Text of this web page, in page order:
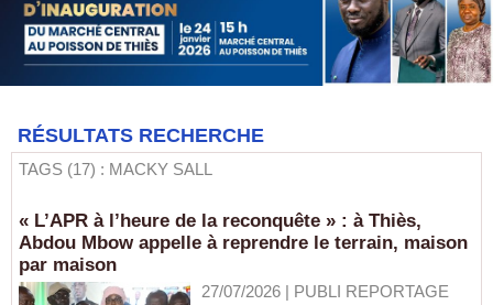
RÉSULTATS RECHERCHE
TAGS (17) : MACKY SALL
« L’APR à l’heure de la reconquête » : à Thiès,
Abdou Mbow appelle à reprendre le terrain, maison
par maison
27/07/2026| PUBLI REPORTAGE